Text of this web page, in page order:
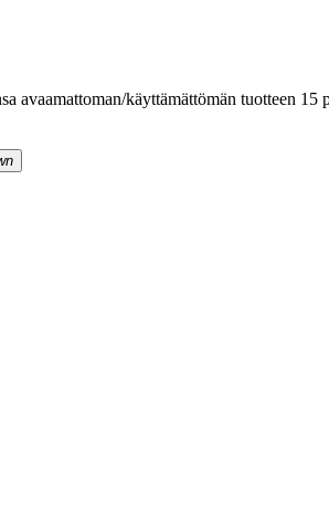
avaamattoman/käyttämättömän tuotteen